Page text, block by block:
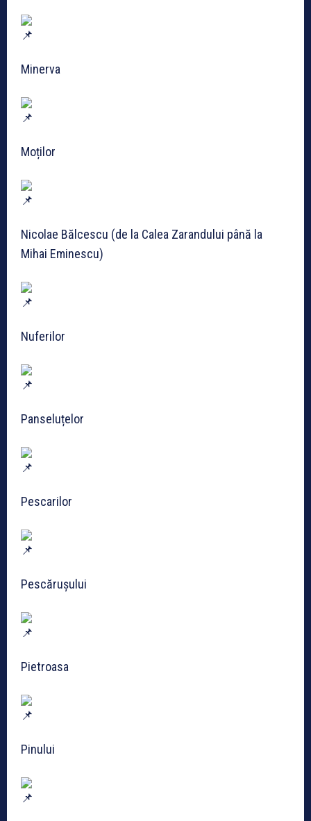
Minerva
Moților
Nicolae Bălcescu (de la Calea Zarandului până la
Mihai Eminescu)
Nuferilor
Panseluțelor
Pescarilor
Pescărușului
Pietroasa
Pinului